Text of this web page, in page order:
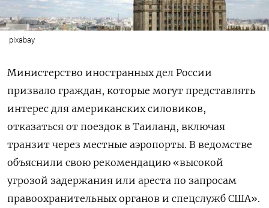
pixabay
Министерство иностранных дел России
призвало граждан, которые могут представлять
интерес для американских силовиков,
отказаться от поездок в Таиланд, включая
транзит через местные аэропорты. В ведомстве
объяснили свою рекомендацию «высокой
угрозой задержания или ареста по запросам
правоохранительных органов и спецслужб США».